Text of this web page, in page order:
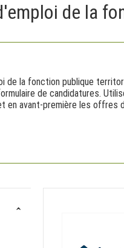
de la
de la fonction publique
de candidatures.
en avant-première les offres